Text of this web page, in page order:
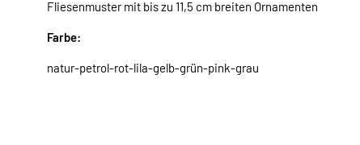
Fliesenmuster mit bis zu 11,5 cm breiten Ornamenten
Farbe:
natur-petrol-rot-lila-gelb-grün-pink-grau